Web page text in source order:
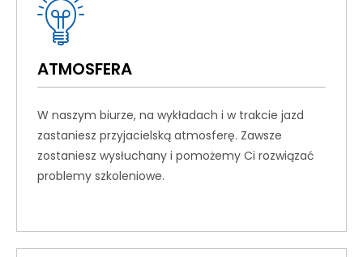
ATMOSFERA
W naszym biurze, na wykładach i w trakcie jazd
zastaniesz przyjacielską atmosferę. Zawsze
zostaniesz wysłuchany i pomożemy Ci rozwiązać
problemy szkoleniowe.